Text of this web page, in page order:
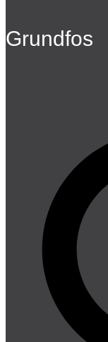
Grundfos